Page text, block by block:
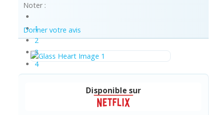
Noter :
1
2
3
4
5
Donner votre avis
Disponible sur